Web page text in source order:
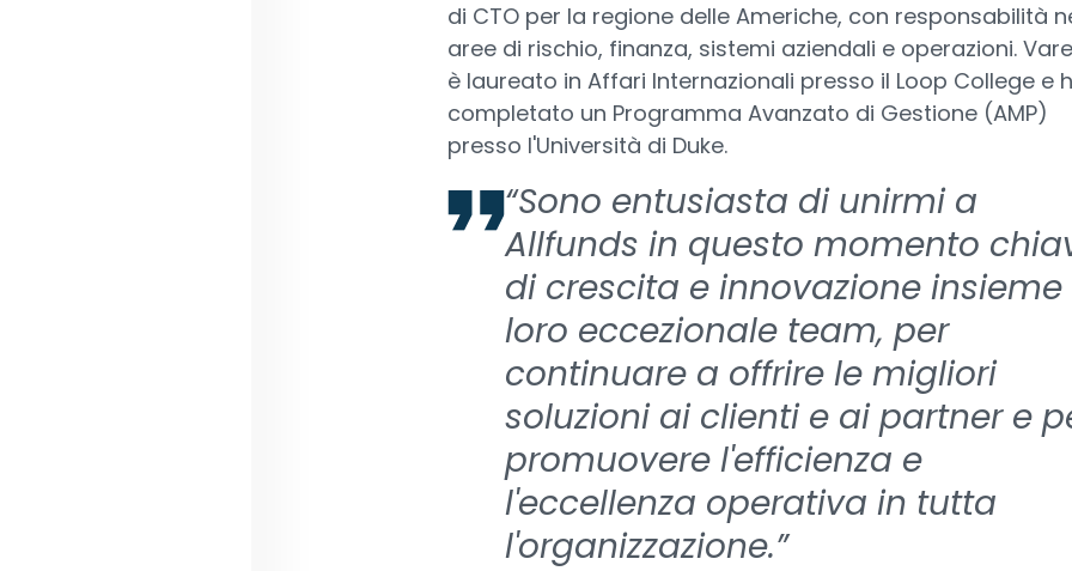
di CTO per la regione delle Americhe, con responsabilità
aree di rischio, finanza, sistemi aziendali e operazioni.
è laureato in Affari Internazionali presso il Loop College e
completato un Programma Avanzato di Gestione (AMP)
presso l'Università di Duke.
“Sono entusiasta di unirmi a
Allfunds in questo momento
di crescita e innovazione insieme
loro eccezionale team, per
continuare a offrire le migliori
soluzioni ai clienti e ai partner e
promuovere l'efficienza e
l'eccellenza operativa in tutta
l'organizzazione.”